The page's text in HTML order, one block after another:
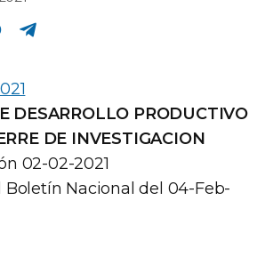
DESARROLLO PRODUCTIVO
DE INVESTIGACION
02-02-2021
Boletín Nacional del 04-Feb-